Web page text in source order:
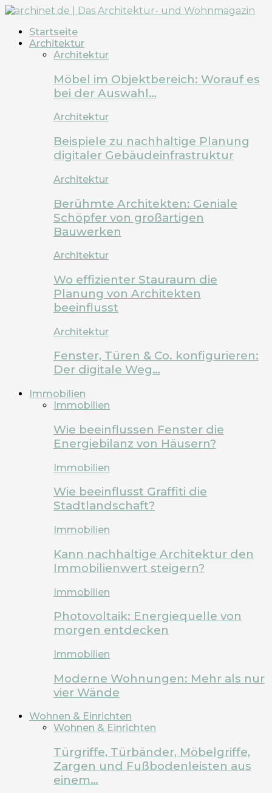
Startseite
Architektur
Architektur
Möbel im Objektbereich: Worauf es
bei der Auswahl…
Architektur
Beispiele zu nachhaltige Planung
digitaler Gebäudeinfrastruktur
Architektur
Berühmte Architekten: Geniale
Schöpfer von großartigen
Bauwerken
Architektur
Wo effizienter Stauraum die
Planung von Architekten
beeinflusst
Architektur
Fenster, Türen & Co. konfigurieren:
Der digitale Weg…
Immobilien
Immobilien
Wie beeinflussen Fenster die
Energiebilanz von Häusern?
Immobilien
Wie beeinflusst Graffiti die
Stadtlandschaft?
Immobilien
Kann nachhaltige Architektur den
Immobilienwert steigern?
Immobilien
Photovoltaik: Energiequelle von
morgen entdecken
Immobilien
Moderne Wohnungen: Mehr als nur
vier Wände
Wohnen & Einrichten
Wohnen & Einrichten
Türgriffe, Türbänder, Möbelgriffe,
Zargen und Fußbodenleisten aus
einem…